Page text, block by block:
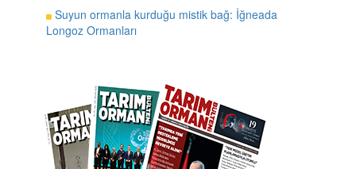
Suyun ormanla kurduğu mistik bağ: İğneada
Longoz Ormanları